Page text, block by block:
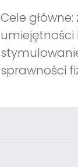
Cele
umiejętności
sprawności